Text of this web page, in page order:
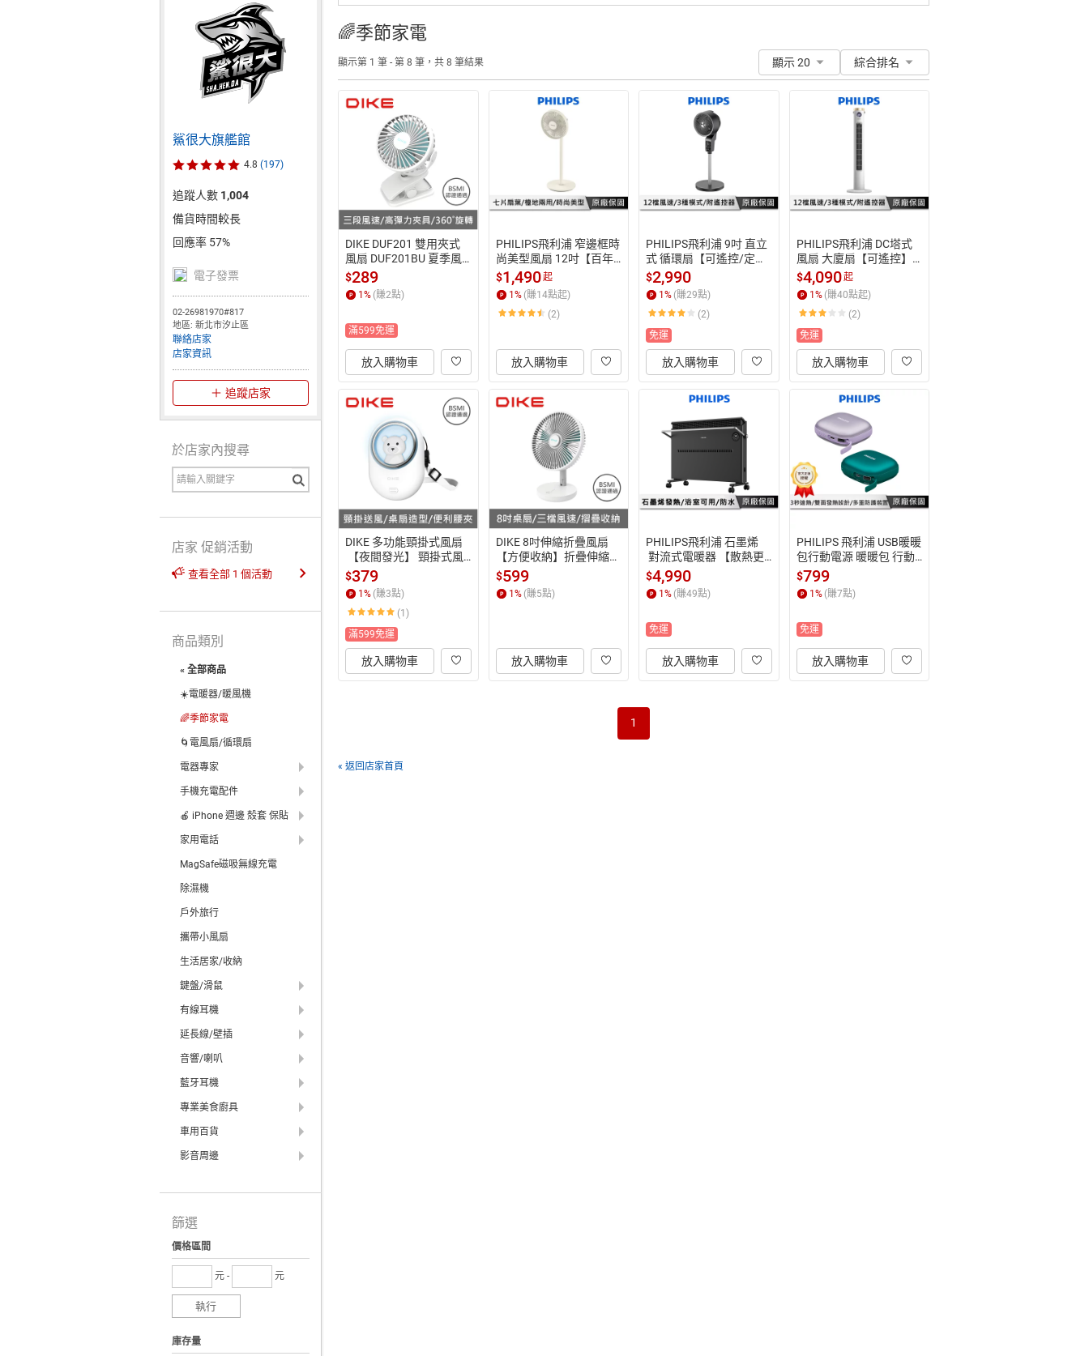
🌈季節家電
顯示第 1 筆 - 第 8 筆，共 8 筆結果 顯示 20 綜合排名
DIKE DUF201 雙用夾式
風扇 DUF201BU 夏季風
扇 夾扇
$289
1% (賺2點)
滿599免運
放入購物車
PHILIPS飛利浦 窄邊框時
尚美型風扇 12吋【百年
工藝系列】直立式風扇
電扇 電風扇 涼風扇 ACR
2142SF
$1,490起
1% (賺14點起)
(2)
放入購物車
PHILIPS飛利浦 9吋 直立
式 循環扇【可遙控/定
時】 渦輪風扇 DC 電風扇
遙控風扇 電扇 ACR3142
CF
$2,990
1% (賺29點)
(2)
免運
放入購物車
PHILIPS飛利浦 DC塔式
風扇 大廈扇【可遙控】
塔扇 遙控風扇 變頻風扇
直立式風扇 ACR3144WT
F
$4,090起
1% (賺40點起)
(2)
免運
放入購物車
DIKE 多功能頸掛式風扇
【夜間發光】 頸掛式風
扇 小風扇 頸掛風扇 攜帶
式風扇 小朋友 風扇 DUF4
01WT
$379
1% (賺3點)
(1)
滿599免運
放入購物車
DIKE 8吋伸縮折疊風扇
【方便收納】折疊伸縮風
扇 伸縮立扇 USB風扇 落
地扇 直立扇 電風扇 露營
風扇 DUF301
$599
1% (賺5點)
放入購物車
PHILIPS飛利浦 石墨烯
對流式電暖器 【散熱更
快速】 對流式暖爐 暖爐
電暖器 暖氣機 暖風機 A
HR3144CS
$4,990
1% (賺49點)
免運
放入購物車
PHILIPS 飛利浦 USB暖暖
包行動電源 暖暖包 行動
電源 暖手寶充電器 行動
充 DLP2136
$799
1% (賺7點)
免運
放入購物車
1
« 返回店家首頁
鯊很大旗艦館
4.8 (197)
追蹤人數 1,004
備貨時間較長
回應率 57%
電子發票
02-26981970#817
地區: 新北市汐止區
聯絡店家
店家資訊
追蹤店家
於店家內搜尋
店家 促銷活動
查看全部 1 個活動
商品類別
« 全部商品
☀️電暖器/暖風機
🌈季節家電
🌀電風扇/循環扇
電器專家
手機充電配件
🍎 iPhone 週邊 殼套 保貼
家用電話
MagSafe磁吸無線充電
除濕機
戶外旅行
攜帶小風扇
生活居家/收納
鍵盤/滑鼠
有線耳機
延長線/壁插
音響/喇叭
藍牙耳機
專業美食廚具
車用百貨
影音周邊
篩選
價格區間
元 - 元
執行
庫存量